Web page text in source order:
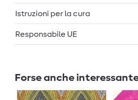
Istruzioni per la cura
Responsabile UE
Forse anche